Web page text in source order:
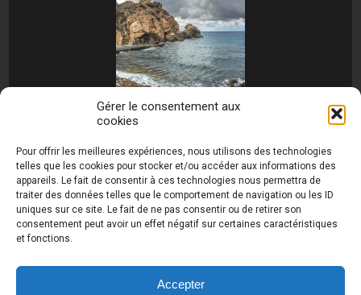
Gérer le consentement aux
cookies
Pour offrir les meilleures expériences, nous utilisons des technologies
telles que les cookies pour stocker et/ou accéder aux informations des
appareils. Le fait de consentir à ces technologies nous permettra de
traiter des données telles que le comportement de navigation ou les ID
uniques sur ce site. Le fait de ne pas consentir ou de retirer son
consentement peut avoir un effet négatif sur certaines caractéristiques
et fonctions.
Accepter
raynaud.com ©
Toutes les photos de ce site sont